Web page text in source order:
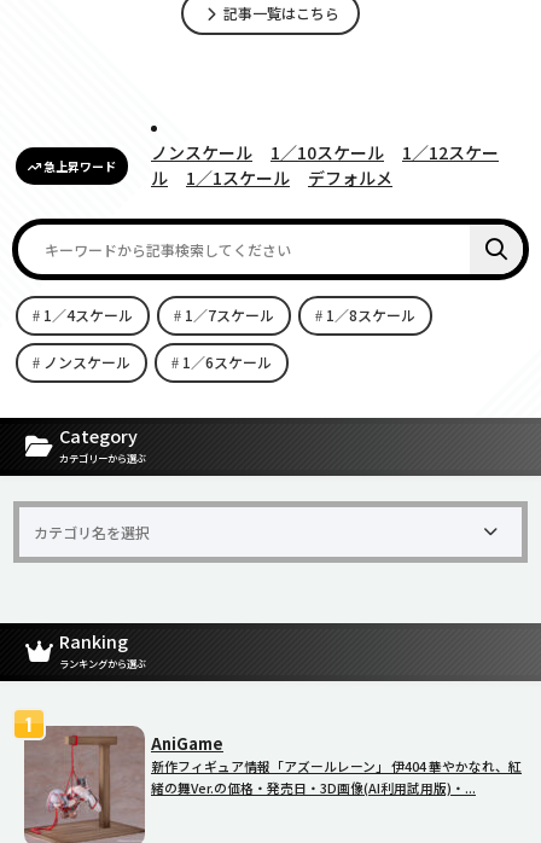
記事一覧はこちら
急上昇ワード
ノンスケール 1／10スケール
1／12スケー
ル
1／1スケール デフォルメ
1／4スケール 1／7スケール 1／8スケール
ノンスケール 1／6スケール
[carousel-horizontal-posts-content-slider id=9342]
Category
カテゴリーから選ぶ
Ranking
ランキングから選ぶ
AniGame
新作フィギュア情報「アズールレーン」 伊404 華やかなれ、紅
緒の舞Ver.の価格・発売日・3D画像(AI利用試用版)・...